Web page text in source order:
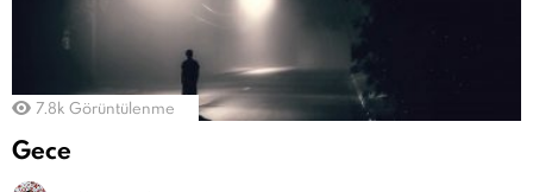
7.8k Görüntülenme
Gece